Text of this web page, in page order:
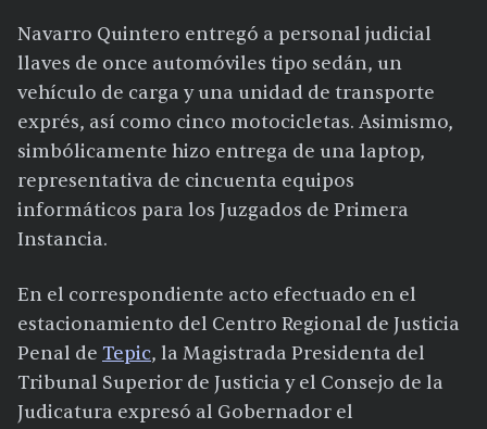
Navarro Quintero entregó a personal judicial
llaves de once automóviles tipo sedán, un
vehículo de carga y una unidad de transporte
exprés, así como cinco motocicletas. Asimismo,
simbólicamente hizo entrega de una laptop,
representativa de cincuenta equipos
informáticos para los Juzgados de Primera
Instancia.
En el correspondiente acto efectuado en el
estacionamiento del Centro Regional de Justicia
Penal de Tepic, la Magistrada Presidenta del
Tribunal Superior de Justicia y el Consejo de la
Judicatura expresó al Gobernador el